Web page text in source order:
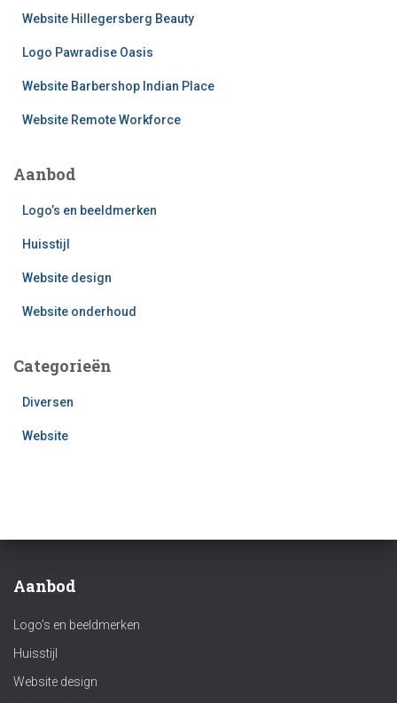
Website Hillegersberg Beauty
Logo Pawradise Oasis
Website Barbershop Indian Place
Website Remote Workforce
Aanbod
Logo’s en beeldmerken
Huisstijl
Website design
Website onderhoud
Categorieën
Diversen
Website
Aanbod
Logo’s en beeldmerken
Huisstijl
Website design